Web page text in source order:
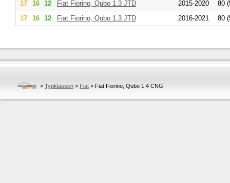
17 16 12 Fiat Fiorino, Qubo 1.3 JTD 2015-2020
80
17
16 12 Fiat Fiorino, Qubo 1.3 JTD 2016-2021 80
> Typklassen > Fiat > Fiat Fiorino, Qubo 1.4 CNG